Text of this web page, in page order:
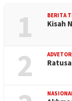
1 BERITA
Kisah
2